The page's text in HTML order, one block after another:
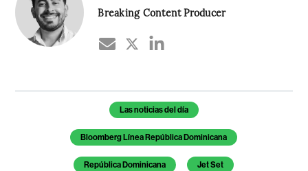
Breaking Content Producer
Temas de este artículoLas noticias del día
Bloomberg Línea República Dominicana
República Dominicana Jet Set